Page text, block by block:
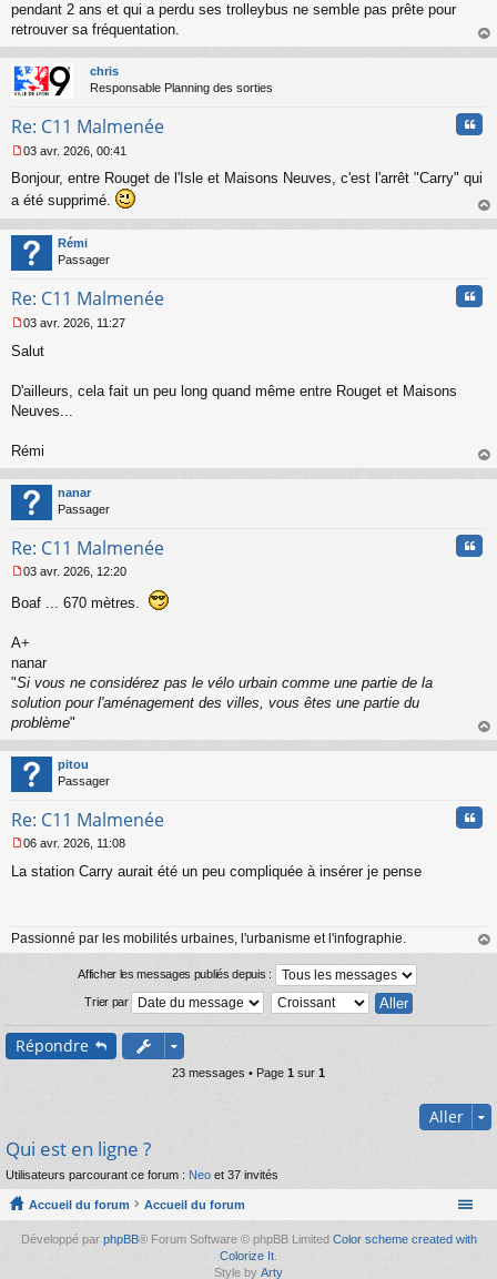
g
e
n
o
n
l
pendant 2 ans et qui a perdu ses trolleybus ne semble pas prête pour
retrouver sa fréquentation.
au
chris
Responsable Planning des sorties
Re: C11 Malmenée
e
s
a
g
e
o
l
u
03 avr. 2026, 00:41
Bonjour, entre Rouget de l'Isle et Maisons Neuves, c'est l'arrêt "Carry" qui
a été supprimé.
au
Rémi
Passager
Re: C11 Malmenée
e
g
n
o
n
l
u
03 avr. 2026, 11:27
Salut
D'ailleurs, cela fait un peu long quand même entre Rouget et Maisons
Neuves...
Rémi
au
nanar
Passager
Re: C11 Malmenée
e
a
g
e
n
l
u
03 avr. 2026, 12:20
Boaf ... 670 mètres.
A+
nanar
"Si vous ne considérez pas le vélo urbain comme une partie de la
solution pour l'aménagement des villes, vous êtes une partie du
problème"
au
pitou
Passager
Re: C11 Malmenée
e
g
e
u
06 avr. 2026, 11:08
La station Carry aurait été un peu compliquée à insérer je pense
Passionné par les mobilités urbaines, l'urbanisme et l'infographie.
au
Afficher les messages publiés depuis :
Trier par
Répondre
23 messages • Page 1 sur 1
Aller
Qui est en ligne ?
Utilisateurs parcourant ce forum : Neo et 37 invités
Accueil du forum Accueil du forum
Développé par phpBB® Forum Software © phpBB Limited Color scheme created with
Colorize It
Style by Arty